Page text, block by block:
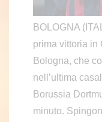
BOLOGNA
prima vittoria in
Bologna, che
nell’ultima
Borussia
minuto.